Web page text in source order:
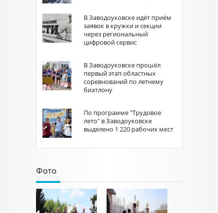
В Заводоуковске идёт приём
заявок в кружки и секции
через региональный
цифровой сервис
В Заводоуковске прошёл
первый этап областных
соревнований по летнему
биатлону
По программе "Трудовое
лето" в Заводоуковске
выделено 1 220 рабочих мест
Фото